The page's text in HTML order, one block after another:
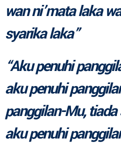
wan ni’mata laka
syarika laka”
“Aku penuhi
aku penuhi
panggilan-Mu,
aku penuhi